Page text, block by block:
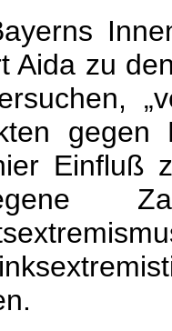
Aida zu
gegen
Einfluß